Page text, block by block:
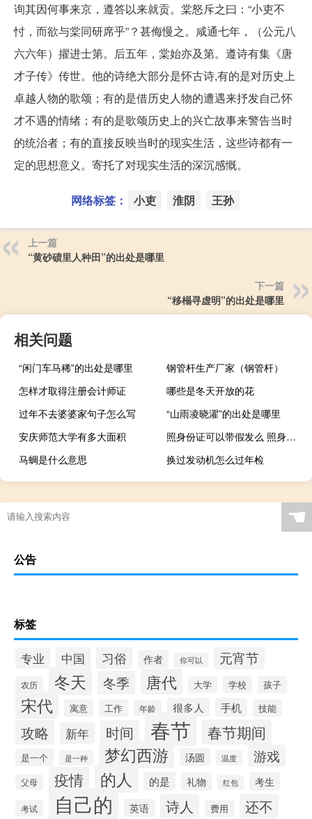
询其因何事来京，遵答以来就贡。棠怒斥之曰：“小吏不
忖，而欲与棠同研席乎”？甚侮慢之。咸通七年，（公元八
六六年）擢进士第。后五年，棠始亦及第。遵诗有集《唐
才子传》传世。他的诗绝大部分是怀古诗,有的是对历史上
卓越人物的歌颂；有的是借历史人物的遭遇来抒发自己怀
才不遇的情绪；有的是歌颂历史上的兴亡故事来警告当时
的统治者；有的直接反映当时的现实生活，这些诗都有一
定的思想意义。寄托了对现实生活的深沉感慨。
网络标签： 小吏 淮阴 王孙
上一篇
“黄砂碛里人种田”的出处是哪里
下一篇
“移榻寻虚明”的出处是哪里
相关问题
“闲门车马稀”的出处是哪里
钢管杆生产厂家（钢管杆）
怎样才取得注册会计师证
哪些是冬天开放的花
过年不去婆婆家句子怎么写
“山雨凌晓濯”的出处是哪里
安庆师范大学有多大面积
照身份证可以带假发么 照身份证可以带美瞳吗
马蜩是什么意思
换过发动机怎么过年检
☚
公告
标签
专业 中国 习俗 作者 你可以 元宵节
农历 冬天 冬季 唐代 大学 学校 孩子
宋代 寓意 工作 年龄 很多人 手机 技能
攻略 新年 时间 春节 春节期间
是一个 是一种 梦幻西游 汤圆 温度 游戏
父母 疫情 的人 的是 礼物 红包 考生
考试 自己的 英语 诗人 费用 还不